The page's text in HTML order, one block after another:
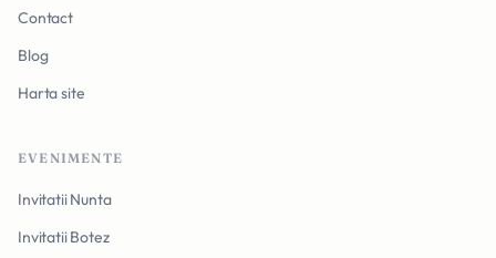
Contact
Blog
Harta site
EVENIMENTE
Invitatii Nunta
Invitatii Botez